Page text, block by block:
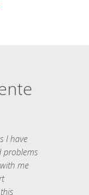
I have
problems
me